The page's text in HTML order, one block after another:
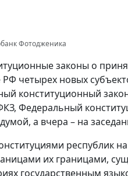
Фотодженика
законы о
РФ четырех новых
конституционный
Федеральный
а вчера – на
республик
их границами,
государственным